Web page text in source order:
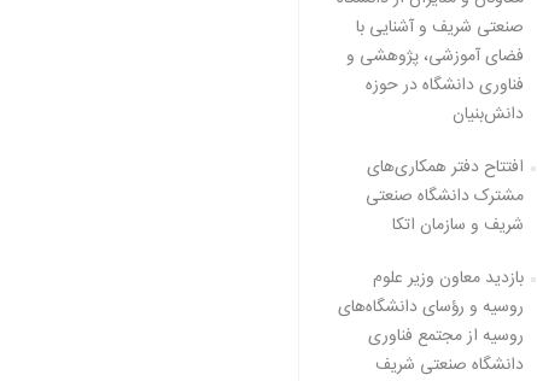
صنعتی شریف و آشنایی با
فضای آموزشی، پژوهشی و
فناوری دانشگاه در حوزه
دانش‌بنیان
افتتاح دفتر همکاری‌های
مشترک دانشگاه صنعتی
شریف و سازمان اتکا
بازدید معاون وزیر علوم
روسیه و رؤسای دانشگاه‌های
روسیه از مجتمع فناوری
دانشگاه صنعتی شریف